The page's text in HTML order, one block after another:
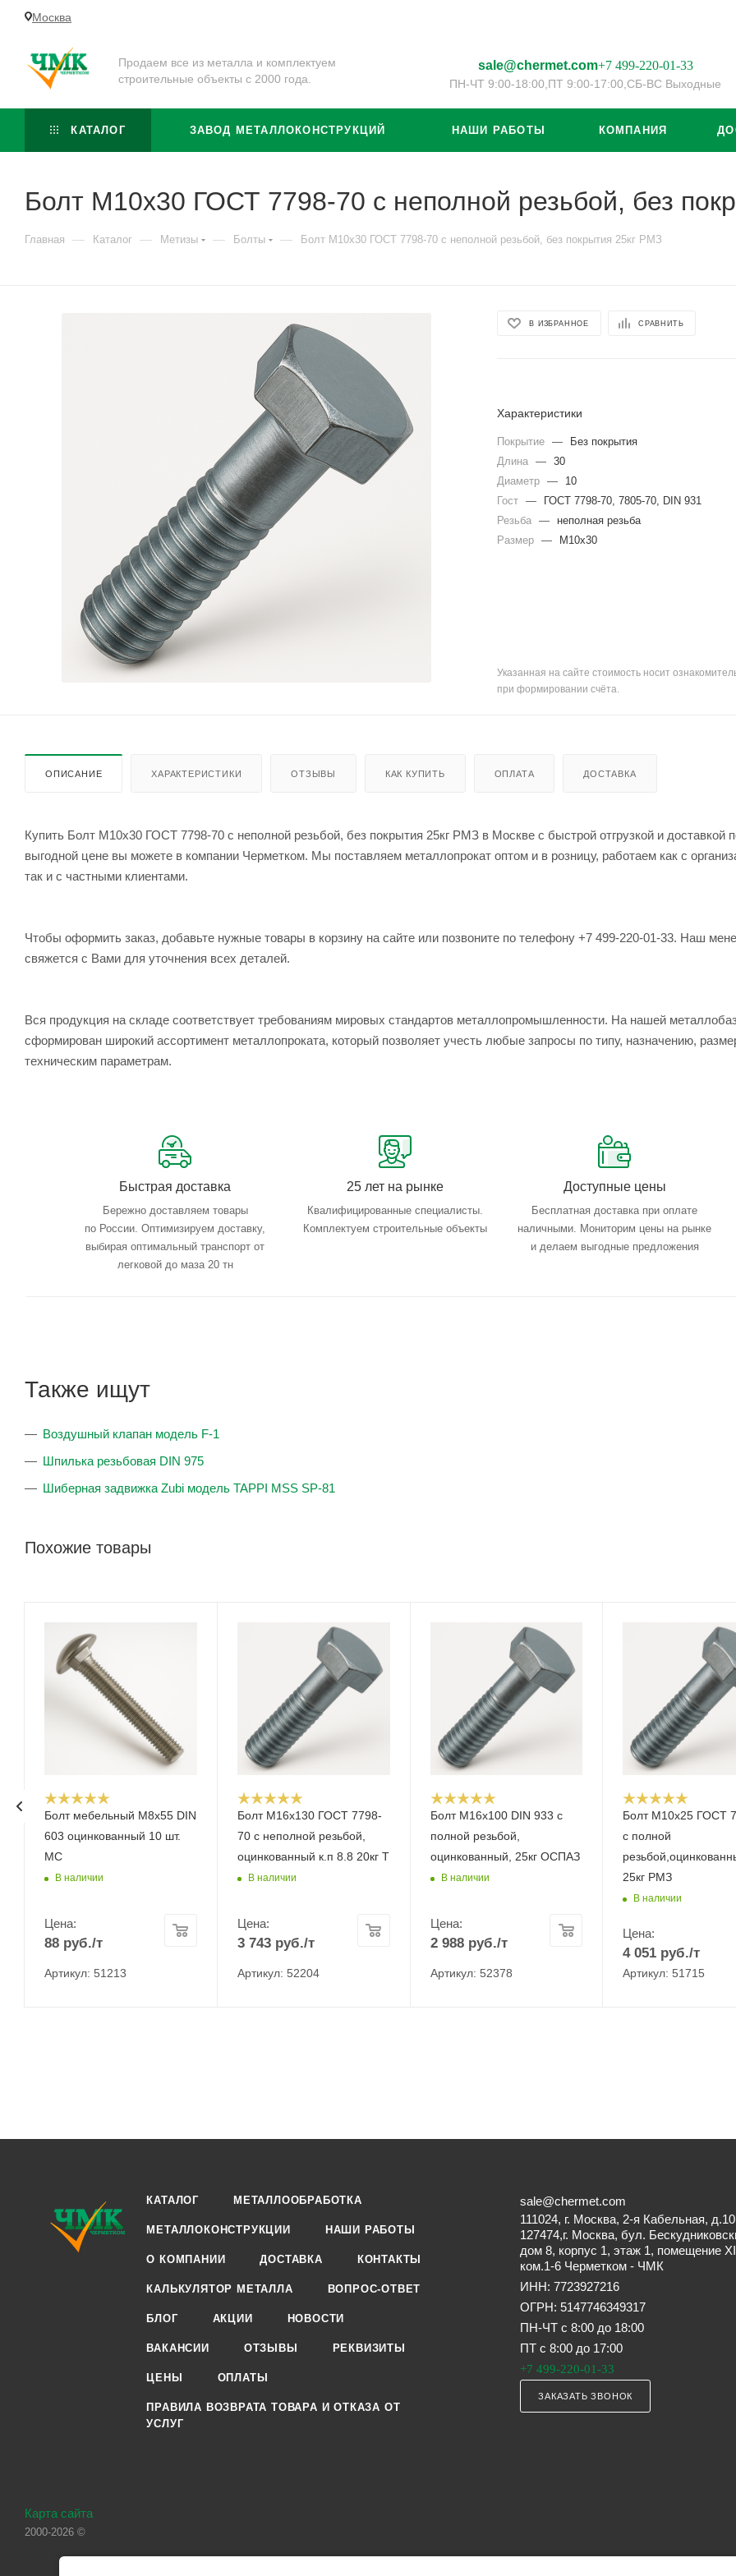
Москва
Продаем все из металла и комплектуем
строительные объекты с 2000 года.
sale@chermet.com+7 499-220-01-33
ПН-ЧТ 9:00-18:00, ПТ 9:00-17:00, СБ-ВС Выходные
КАТАЛОГ ЗАВОД МЕТАЛЛОКОНСТРУКЦИЙ НАШИ РАБОТЫ КОМПАНИЯ
Болт М10x30 ГОСТ 7798-70 с неполной резьбой, без
Главная — Каталог — Метизы — Болты — Болт М10x30 ГОСТ 7798-70 с неполной резьбой, без покрытия 25кг РМЗ
В ИЗБРАННОЕ СРАВНИТЬ
Характеристики
Покрытие —
Без покрытия
Длина
—
30
Диаметр
—
10
Гост
—
ГОСТ 7798-70, 7805-70, DIN 931
Резьба
—
неполная резьба
Размер
— М10x30
Указанная на сайте стоимость носит
при формировании счёта.
ОПИСАНИЕ ХАРАКТЕРИСТИКИ ОТЗЫВЫ КАК КУПИТЬ ОПЛАТА ДОСТАВКА
Купить Болт М10x30 ГОСТ 7798-70 с неполной резьбой, без покрытия 25кг РМЗ в Москве с быстрой отгрузкой и доставкой
выгодной цене вы можете в компании Черметком. Мы поставляем металлопрокат оптом и в розницу, работаем как с
так и с частными клиентами.
Чтобы оформить заказ, добавьте нужные товары в корзину на сайте или позвоните по телефону +7 499-220-01-33. Наш
свяжется с Вами для уточнения всех деталей.
Вся продукция на складе соответствует требованиям мировых стандартов металлопромышленности. На нашей
сформирован широкий ассортимент металлопроката, который позволяет учесть любые запросы по типу, назначению,
техническим параметрам.
Быстрая доставка
Бережно доставляем товары
по России. Оптимизируем доставку,
выбирая оптимальный транспорт от
легковой до маза 20 тн
25 лет на рынке
Квалифицированные специалисты.
Комплектуем строительные объекты
Доступные цены
Бесплатная доставка при оплате
наличными. Мониторим цены на рынке
и делаем выгодные предложения
Также ищут
Воздушный клапан модель F-1
Шпилька резьбовая DIN 975
Шиберная задвижка Zubi модель TAPPI MSS SP-81
Похожие товары
Болт мебельный M8x55 DIN
603 оцинкованный 10 шт.
МС
В наличии
Цена:
88 руб./т
Артикул: 51213
Болт М16x130 ГОСТ 7798-
70 с неполной резьбой,
оцинкованный к.п 8.8 20кг Т
В наличии
Цена:
3 743руб./т
Артикул: 52204
Болт М16x100 DIN 933 с
полной резьбой,
оцинкованный, 25кг ОСПАЗ
В наличии
Цена:
2 988руб./т
Артикул: 52378
Болт М10x25 ГОСТ
с полной
25кг РМЗ
В наличии
Цена:
4 051 руб./т
Артикул: 51715
КАТАЛОГ МЕТАЛЛООБРАБОТКА
МЕТАЛЛОКОНСТРУКЦИИ НАШИ РАБОТЫ
О КОМПАНИИ ДОСТАВКА КОНТАКТЫ
КАЛЬКУЛЯТОР МЕТАЛЛА ВОПРОС-ОТВЕТ
БЛОГ АКЦИИ НОВОСТИ
ВАКАНСИИ ОТЗЫВЫ РЕКВИЗИТЫ
ЦЕНЫ ОПЛАТЫ
ПРАВИЛА ВОЗВРАТА ТОВАРА И ОТКАЗА ОТ
УСЛУГ
sale@chermet.com
111024, г. Москва, 2-я Кабельная, д.10
127474,г. Москва, бул.
дом 8, корпус 1, этаж 1, помещение
ком.1-6 Черметком - ЧМК
ИНН: 7723927216
ОГРН: 5147746349317
ПН-ЧТ с 8:00 до 18:00
ПТ с 8:00 до 17:00
+7 499-220-01-33
ЗАКАЗАТЬ ЗВОНОК
Карта сайта
2000-2026 ©